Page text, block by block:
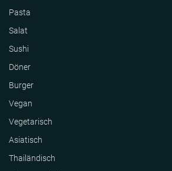
Pasta
Salat
Sushi
Döner
Burger
Vegan
Vegetarisch
Asiatisch
Thailändisch